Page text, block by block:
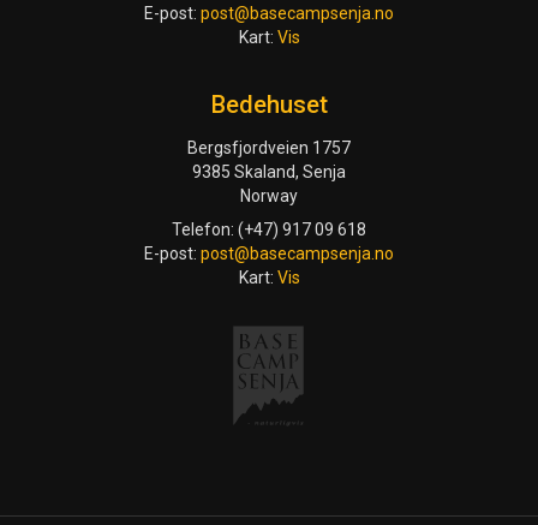
E-post: post@basecampsenja.no
Kart: Vis
Bedehuset
Bergsfjordveien 1757
9385 Skaland, Senja
Norway
Telefon: (+47) 917 09 618
E-post: post@basecampsenja.no
Kart: Vis